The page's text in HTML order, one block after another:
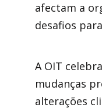
afectam a
desafios
A OIT
mudanças
alterações